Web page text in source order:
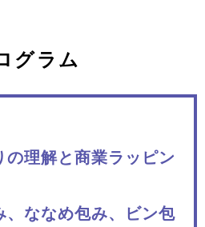
グラム
の理解と商業ラッピン
、ななめ包み、ビン包